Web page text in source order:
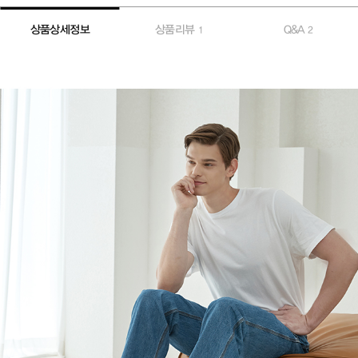
상품상세정보 상품리뷰 1 Q&A 2